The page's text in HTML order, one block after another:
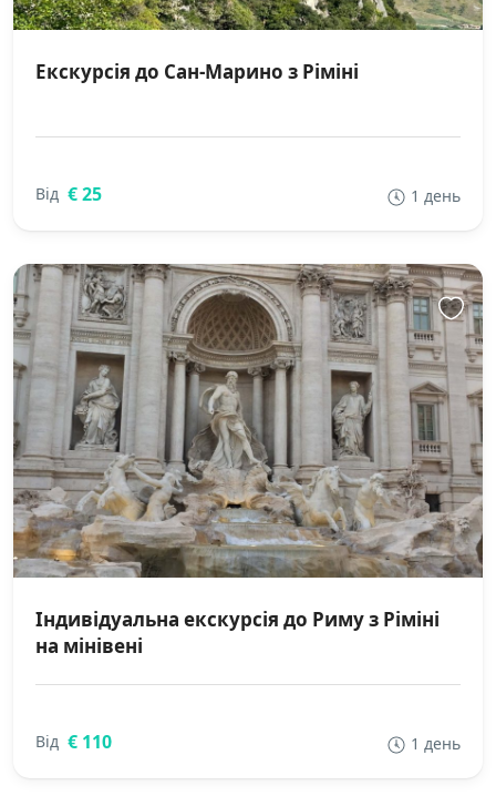
Екскурсія до Сан-Марино з Ріміні
Від € 25 1 день
Індивідуальна екскурсія до Риму з Ріміні
на мінівені
Від € 110 1 день